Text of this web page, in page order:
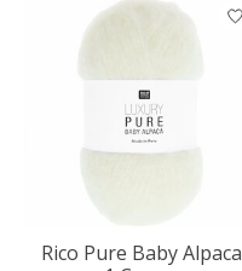
Rico Pure Baby Alpaca